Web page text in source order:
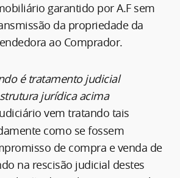
garantido por A.F sem
da propriedade da
ao Comprador.
é tratamento judicial
jurídica acima
vem tratando tais
como se fossem
de compra e venda de
na rescisão judicial destes